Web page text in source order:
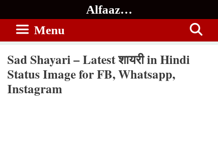
to
content
Alfaaz…
Menu
Sad Shayari – Latest शायरी in Hindi
Status Image for FB, Whatsapp,
Instagram